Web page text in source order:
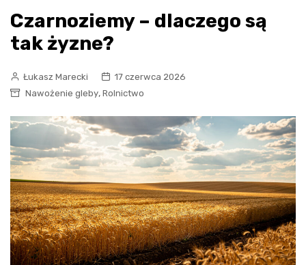
Czarnoziemy – dlaczego są
tak żyzne?
Łukasz Marecki
17 czerwca 2026
Nawożenie gleby, Rolnictwo